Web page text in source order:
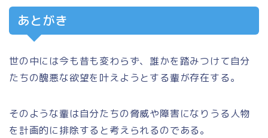
あとがき
世の中には今も昔も変わらず、誰かを踏みつけて自分
たちの醜悪な欲望を叶えようとする輩が存在する。
そのような輩は自分たちの脅威や障害になりうる人物
を計画的に排除すると考えられるのである。